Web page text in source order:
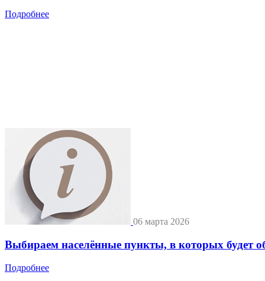
Подробнее
06 марта 2026
Выбираем населённые пункты, в которых будет
Подробнее